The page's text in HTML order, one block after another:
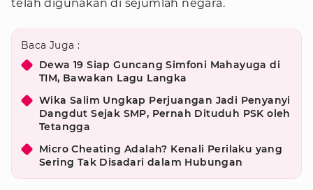
telah digunakan di sejumlah negara.
Baca Juga :
Dewa 19 Siap Guncang Simfoni Mahayuga di
TIM, Bawakan Lagu Langka
Wika Salim Ungkap Perjuangan Jadi Penyanyi
Dangdut Sejak SMP, Pernah Dituduh PSK oleh
Tetangga
Micro Cheating Adalah? Kenali Perilaku yang
Sering Tak Disadari dalam Hubungan